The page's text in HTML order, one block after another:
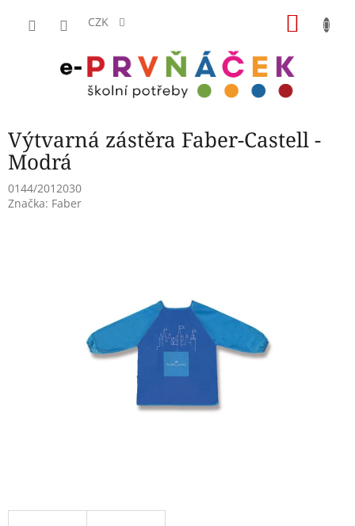
CZK
Výtvarná zástěra Faber-Castell -
Modrá
0144/2012030
Značka: Faber